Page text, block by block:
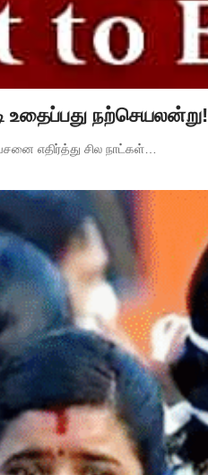
உதைப்பது நற்செயலன்று!
எதிர்த்து சில நாட்கள்…